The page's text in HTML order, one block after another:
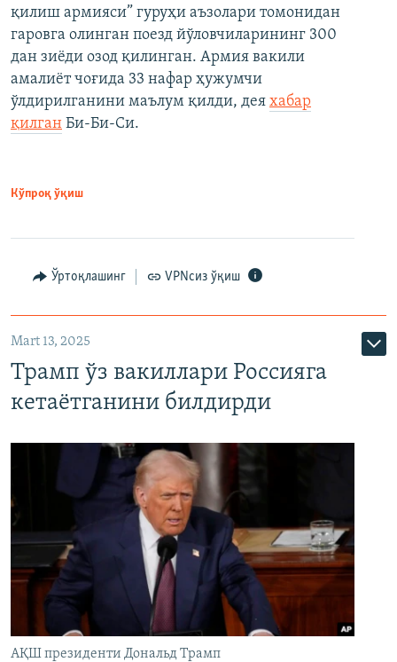
қилиш армияси” гуруҳи аъзолари томонидан
гаровга олинган поезд йўловчиларининг 300
дан зиёди озод қилинган. Армия вакили
амалиёт чоғида 33 нафар ҳужумчи
ўлдирилганини маълум қилди, дея хабар
қилган Би-Би-Си.
Кўпроқ ўқиш
Ўртоқлашинг VPNсиз ўқиш
Mart 13, 2025
Трамп ўз вакиллари Россияга
кетаётганини билдирди
АҚШ президенти Дональд Трамп